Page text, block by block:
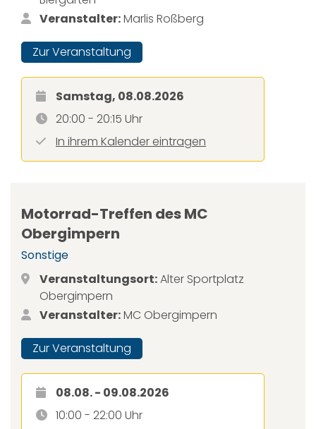
Veranstalter:Marlis Roßberg
Zur Veranstaltung
Samstag, 08.08.2026
20:00 - 20:15 Uhr
In ihrem Kalender eintragen
Motorrad-Treffen des MC
Obergimpern
Sonstige
Veranstaltungsort:Alter Sportplatz
Obergimpern
Veranstalter:MC Obergimpern
Zur Veranstaltung
08.08. - 09.08.2026
10:00 - 22:00 Uhr